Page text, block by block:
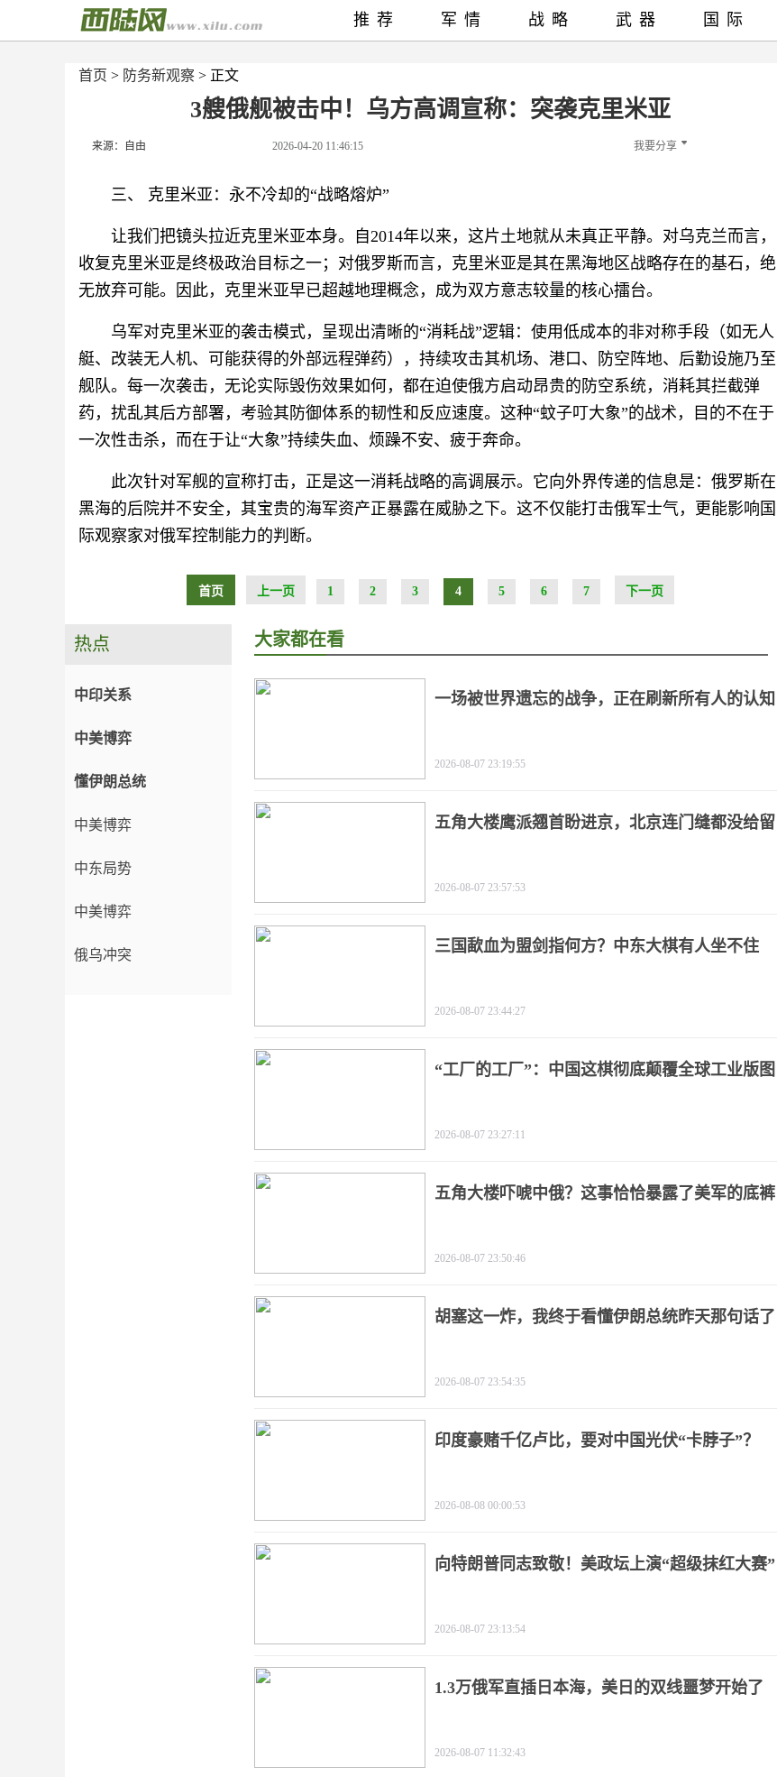
首页 > 防务新观察 > 正文
3艘俄舰被击中！乌方高调宣称：突袭克里米亚
来源：自由 2026-04-20 11:46:15 我要分享
三、 克里米亚：永不冷却的“战略熔炉”‍
让我们把镜头拉近克里米亚本身。自2014年以来，这片土地就从未真正平静。对乌克兰而言，
收复克里米亚是终极政治目标之一；对俄罗斯而言，克里米亚是其在黑海地区战略存在的基石，绝
无放弃可能。因此，克里米亚早已超越地理概念，成为双方意志较量的核心擂台。
乌军对克里米亚的袭击模式，呈现出清晰的“消耗战”逻辑：使用低成本的非对称手段（如无人
艇、改装无人机、可能获得的外部远程弹药），持续攻击其机场、港口、防空阵地、后勤设施乃至
舰队。每一次袭击，无论实际毁伤效果如何，都在迫使俄方启动昂贵的防空系统，消耗其拦截弹
药，扰乱其后方部署，考验其防御体系的韧性和反应速度。这种“蚊子叮大象”的战术，目的不在于
一次性击杀，而在于让“大象”持续失血、烦躁不安、疲于奔命。
此次针对军舰的宣称打击，正是这一消耗战略的高调展示。它向外界传递的信息是：俄罗斯在
黑海的后院并不安全，其宝贵的海军资产正暴露在威胁之下。这不仅能打击俄军士气，更能影响国
际观察家对俄军控制能力的判断。
首页 上一页 1 2 3 4 5 6 7 下一页
推荐 军情 战略 武器 国际
热点
中印关系
中美博弈
懂伊朗总统
中美博弈
中东局势
中美博弈
俄乌冲突
大家都在看
一场被世界遗忘的战争，正在刷新所有人的认知
2026-08-07 23:19:55
五角大楼鹰派翘首盼进京，北京连门缝都没给留
2026-08-07 23:57:53
三国歃血为盟剑指何方？中东大棋有人坐不住
2026-08-07 23:44:27
“工厂的工厂”：中国这棋彻底颠覆全球工业版图
2026-08-07 23:27:11
五角大楼吓唬中俄？这事恰恰暴露了美军的底裤
2026-08-07 23:50:46
胡塞这一炸，我终于看懂伊朗总统昨天那句话了
2026-08-07 23:54:35
印度豪赌千亿卢比，要对中国光伏“卡脖子”？
2026-08-08 00:00:53
向特朗普同志致敬！美政坛上演“超级抹红大赛”
2026-08-07 23:13:54
1.3万俄军直插日本海，美日的双线噩梦开始了
2026-08-07 11:32:43